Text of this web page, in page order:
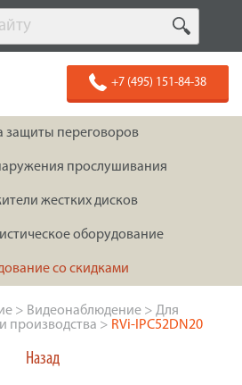
+7 (495) 151-84-38
защиты переговоров
прослушивания
жестких дисков
оборудование
со скидками
> Видеонаблюдение > Для
производства > RVi-IPC52DN20
Назад